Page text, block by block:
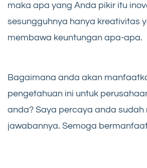
maka apa yang Anda pikir itu
sesungguhnya hanya kreativitas
membawa keuntungan apa-apa.
Bagaimana anda akan
pengetahuan ini untuk
anda? Saya percaya anda sudah
jawabannya. Semoga